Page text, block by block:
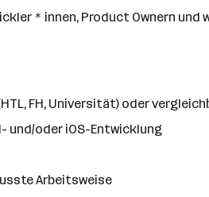
＊innen, Product Ownern und
FH, Universität) oder
und/oder iOS-Entwicklung
Arbeitsweise